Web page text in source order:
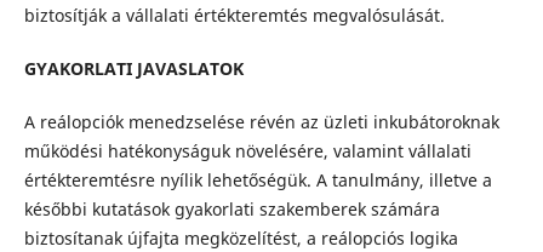
biztosítják a vállalati értékteremtés megvalósulását.
GYAKORLATI JAVASLATOK
A reálopciók menedzselése révén az üzleti inkubátoroknak
működési hatékonyságuk növelésére, valamint vállalati
értékteremtésre nyílik lehetőségük. A tanulmány, illetve a
későbbi kutatások gyakorlati szakemberek számára
biztosítanak újfajta megközelítést, a reálopciós logika